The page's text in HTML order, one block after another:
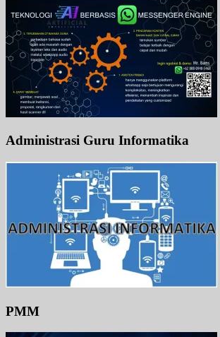
Administrasi Guru Informatika
PMM